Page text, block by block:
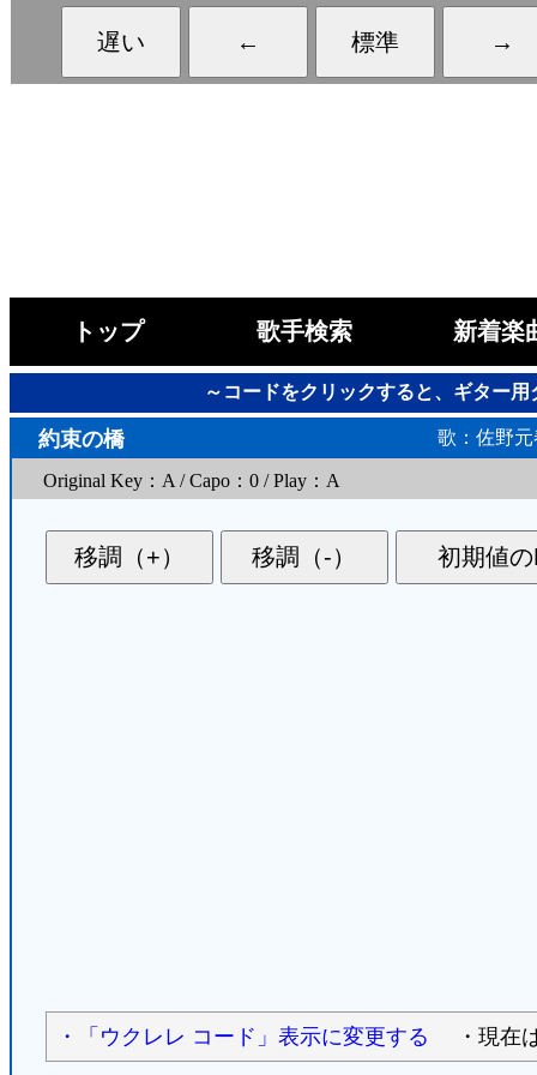
トップ 歌手検索 新着楽
～コードをクリックすると、ギター
約束の橋 歌：佐野
Original Key：A / Capo：0 / Play：A
・「ウクレレ コード」表示に変更する ・現在